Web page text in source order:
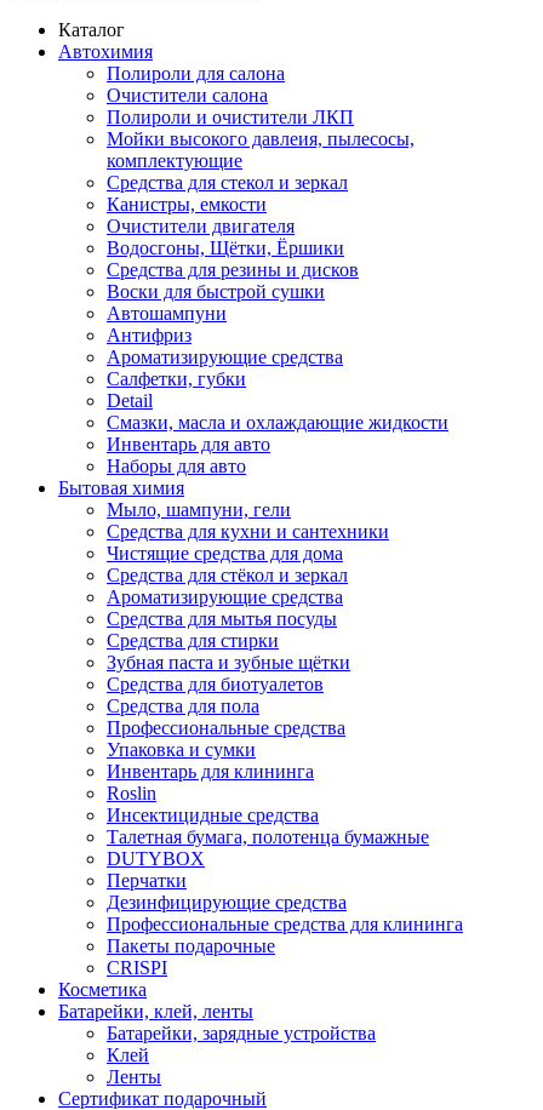
Каталог
Автохимия
Полироли для салона
Очистители салона
Полироли и очистители ЛКП
Мойки высокого давлеия, пылесосы,
комплектующие
Средства для стекол и зеркал
Канистры, емкости
Очистители двигателя
Водосгоны, Щётки, Ёршики
Средства для резины и дисков
Воски для быстрой сушки
Автошампуни
Антифриз
Ароматизирующие средства
Салфетки, губки
Detail
Смазки, масла и охлаждающие жидкости
Инвентарь для авто
Наборы для авто
Бытовая химия
Мыло, шампуни, гели
Средства для кухни и сантехники
Чистящие средства для дома
Средства для стёкол и зеркал
Ароматизирующие средства
Средства для мытья посуды
Средства для стирки
Зубная паста и зубные щётки
Средства для биотуалетов
Средства для пола
Профессиональные средства
Упаковка и сумки
Инвентарь для клининга
Roslin
Инсектицидные средства
Талетная бумага, полотенца бумажные
DUTYBOX
Перчатки
Дезинфицирующие средства
Профессиональные средства для клининга
Пакеты подарочные
CRISPI
Косметика
Батарейки, клей, ленты
Батарейки, зарядные устройства
Клей
Ленты
Сертификат подарочный